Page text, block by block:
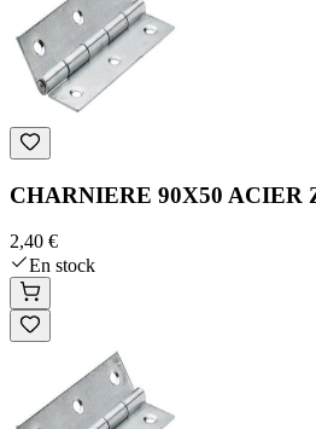
CHARNIERE 90X50 ACIER
2,40 €
En stock